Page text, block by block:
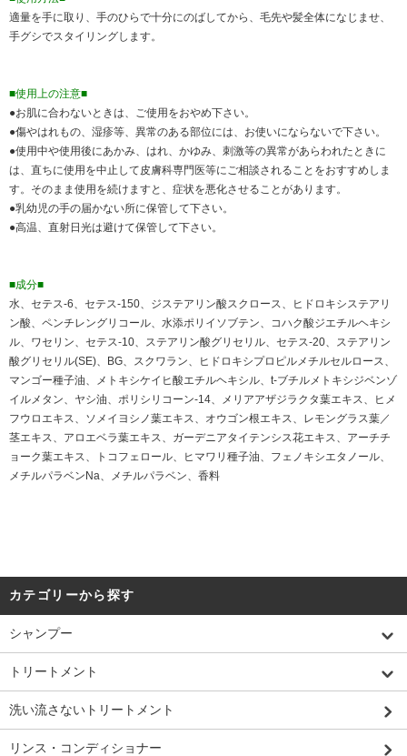
適量を手に取り、手のひらで十分にのばしてから、毛先や髪全体になじませ、
手グシでスタイリングします。
■使用上の注意■
●お肌に合わないときは、ご使用をおやめ下さい。
●傷やはれもの、湿疹等、異常のある部位には、お使いにならないで下さい。
●使用中や使用後にあかみ、はれ、かゆみ、刺激等の異常があらわれたときに
は、直ちに使用を中止して皮膚科専門医等にご相談されることをおすすめしま
す。そのまま使用を続けますと、症状を悪化させることがあります。
●乳幼児の手の届かない所に保管して下さい。
●高温、直射日光は避けて保管して下さい。
■成分■
水、セテス-6、セテス-150、ジステアリン酸スクロース、ヒドロキシステアリ
ン酸、ペンチレングリコール、水添ポリイソブテン、コハク酸ジエチルヘキシ
ル、ワセリン、セテス-10、ステアリン酸グリセリル、セテス-20、ステアリン
酸グリセリル(SE)、BG、スクワラン、ヒドロキシプロピルメチルセルロース、
マンゴー種子油、メトキシケイヒ酸エチルヘキシル、t-ブチルメトキシジベンゾ
イルメタン、ヤシ油、ポリシリコーン-14、メリアアザジラクタ葉エキス、ヒメ
フウロエキス、ソメイヨシノ葉エキス、オウゴン根エキス、レモングラス葉／
茎エキス、アロエベラ葉エキス、ガーデニアタイテンシス花エキス、アーチチ
ョーク葉エキス、トコフェロール、ヒマワリ種子油、フェノキシエタノール、
メチルパラベンNa、メチルパラベン、香料
カテゴリーから探す
シャンプー
トリートメント
洗い流さないトリートメント
リンス・コンディショナー